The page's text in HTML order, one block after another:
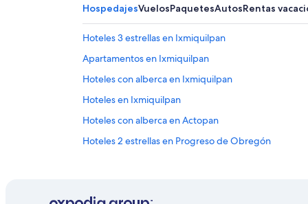
HospedajesVuelosPaquetesAutosRentas
Hoteles 3 estrellas en Ixmiquilpan
Apartamentos en Ixmiquilpan
Hoteles con alberca en Ixmiquilpan
Hoteles en Ixmiquilpan
Hoteles con alberca en Actopan
Hoteles 2 estrellas en Progreso de Obregón